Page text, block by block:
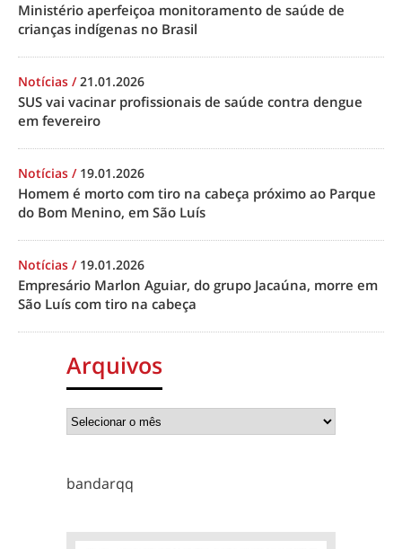
Ministério aperfeiçoa monitoramento de saúde de
crianças indígenas no Brasil
Notícias /21.01.2026
SUS vai vacinar profissionais de saúde contra dengue
em fevereiro
Notícias / 19.01.2026
Homem é morto com tiro na cabeça próximo ao Parque
do Bom Menino, em São Luís
Notícias / 19.01.2026
Empresário Marlon Aguiar, do grupo Jacaúna, morre em
São Luís com tiro na cabeça
Arquivos
bandarqq